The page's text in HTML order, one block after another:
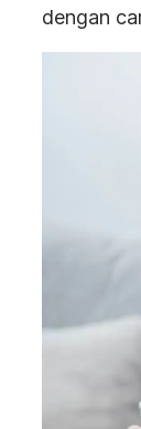
dengan